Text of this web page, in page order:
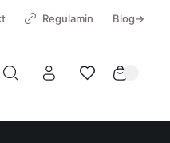
Regulamin Blog→